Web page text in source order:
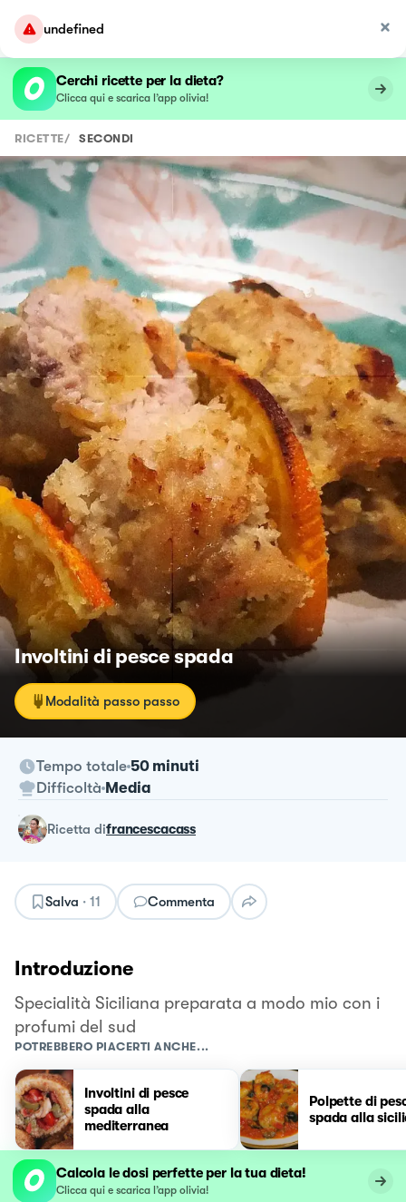
undefined
Cerchi ricette per la dieta?
Clicca qui e scarica l’app olivia!
RICETTE/ SECONDI
Involtini di pesce spada
Modalità passo passo
Tempo totale 50 minuti
Difficoltà Media
ricetta difrancescacass
Salva · 11 Commenta
Introduzione
Specialità Siciliana preparata a modo mio con i
profumi del sud
POTREBBERO PIACERTI ANCHE...
Involtini di pesce
spada alla
mediterranea
Polpette di
spada alla
Calcola le dosi perfette per la tua dieta!
Clicca qui e scarica l’app olivia!